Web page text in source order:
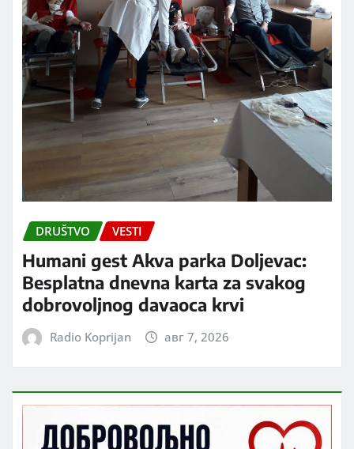
DRUŠTVO VESTI
Humani gest Akva parka Doljevac:
Besplatna dnevna karta za svakog
dobrovoljnog davaoca krvi
Radio Koprijan авг 7, 2026